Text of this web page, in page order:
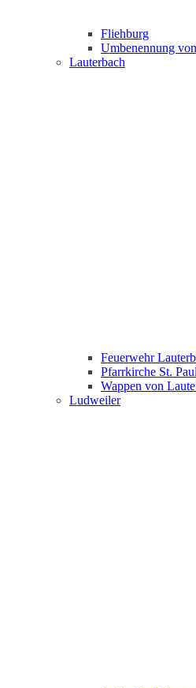
Fliehburg
Umbenennung
Lauterbach
Feuerwehr
Pfarrkirche St.
Wappen von
Ludweiler